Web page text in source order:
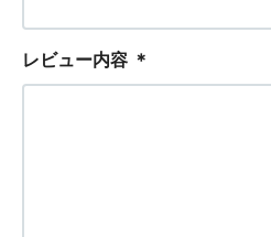
レビュー内容 ＊